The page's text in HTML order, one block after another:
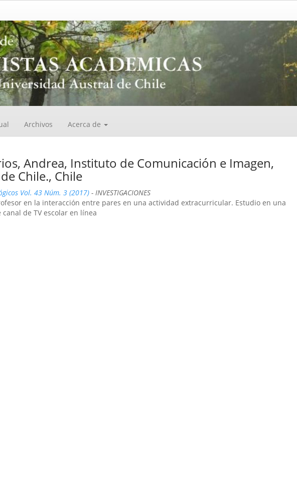
Archivos Acerca de
Andrea, Instituto de Comunicación e Imagen,
Chile., Chile
Vol. 43 Núm. 3 (2017) - INVESTIGACIONES
en la interacción entre pares en una actividad extracurricular. Estudio en una
de TV escolar en línea